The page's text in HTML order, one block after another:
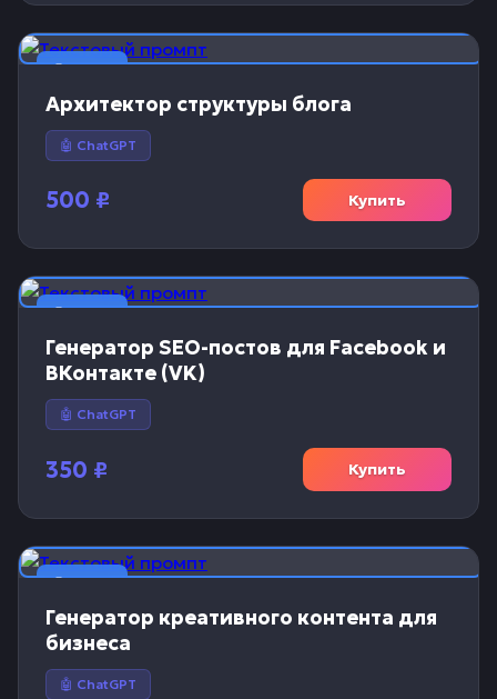
📝 Текст
Архитектор структуры блога
🤖 ChatGPT
500 ₽ Купить
📝 Текст
Генератор SEO-постов для Facebook и
ВКонтакте (VK)
🤖 ChatGPT
350 ₽ Купить
📝 Текст
Генератор креативного контента для
бизнеса
🤖 ChatGPT